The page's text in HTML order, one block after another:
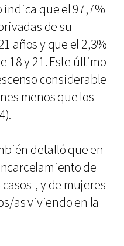
que el 97,7%
de su
años y que el 2,3%
18 y 21. Este último
considerable
menos que los
detalló que en
de
, y de mujeres
as viviendo en la